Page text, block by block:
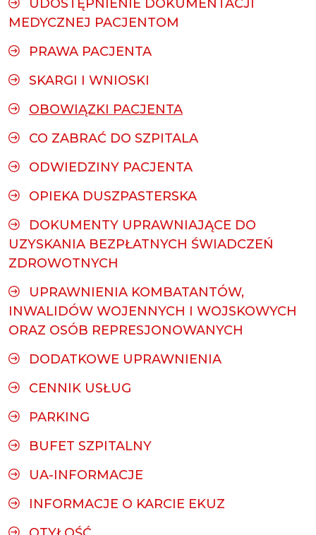
UDOSTĘPNIENIE DOKUMENTACJI
MEDYCZNEJ PACJENTOM
PRAWA PACJENTA
SKARGI I WNIOSKI
OBOWIĄZKI PACJENTA
CO ZABRAĆ DO SZPITALA
ODWIEDZINY PACJENTA
OPIEKA DUSZPASTERSKA
DOKUMENTY UPRAWNIAJĄCE DO
UZYSKANIA BEZPŁATNYCH ŚWIADCZEŃ
ZDROWOTNYCH
UPRAWNIENIA KOMBATANTÓW,
INWALIDÓW WOJENNYCH I WOJSKOWYCH
ORAZ OSÓB REPRESJONOWANYCH
DODATKOWE UPRAWNIENIA
CENNIK USŁUG
PARKING
BUFET SZPITALNY
UA-INFORMACJE
INFORMACJE O KARCIE EKUZ